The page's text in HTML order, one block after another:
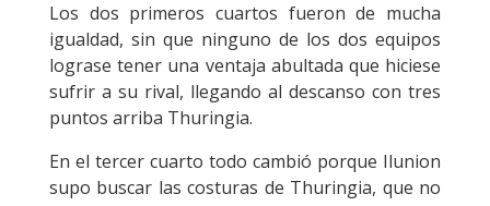
Los dos primeros cuartos fueron de mucha
igualdad, sin que ninguno de los dos equipos
lograse tener una ventaja abultada que hiciese
sufrir a su rival, llegando al descanso con tres
puntos arriba Thuringia.
En el tercer cuarto todo cambió porque Ilunion
supo buscar las costuras de Thuringia, que no